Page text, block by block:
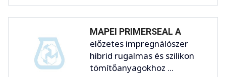
MAPEI PRIMERSEAL A
előzetes impregnálószer
hibrid rugalmas és szilikon
tömítőanyagokhoz ...